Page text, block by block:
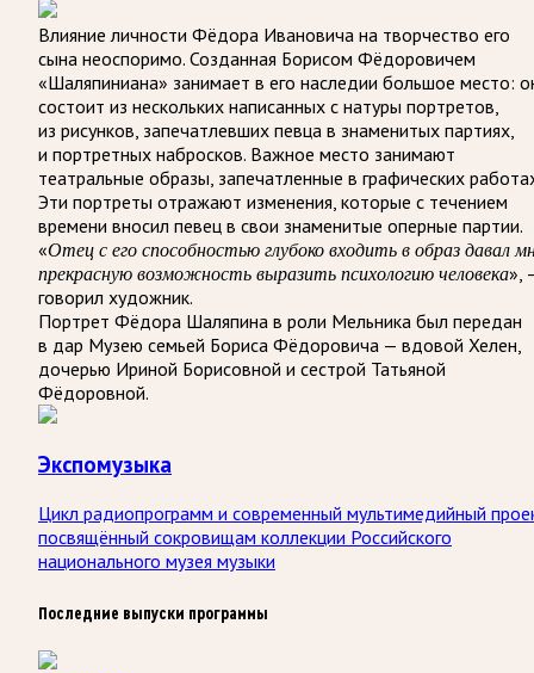
Влияние личности Фёдора Ивановича на творчество его
сына неоспоримо. Созданная Борисом Фёдоровичем
«Шаляпиниана» занимает в его наследии большое место:
состоит из нескольких написанных с натуры портретов,
из рисунков, запечатлевших певца в знаменитых партиях,
и портретных набросков. Важное место занимают
театральные образы, запечатленные в графических
Эти портреты отражают изменения, которые с течением
времени вносил певец в свои знаменитые оперные партии.
«Отец с его способностью глубоко входить в образ давал
прекрасную возможность выразить психологию человека»,
говорил художник.
Портрет Фёдора Шаляпина в роли Мельника был передан
в дар Музею семьей Бориса Фёдоровича — вдовой Хелен,
дочерью Ириной Борисовной и сестрой Татьяной
Фёдоровной.
Экспомузыка
Цикл радиопрограмм и современный мультимедийный
посвящённый сокровищам коллекции Российского
национального музея музыки
Последние выпуски программы